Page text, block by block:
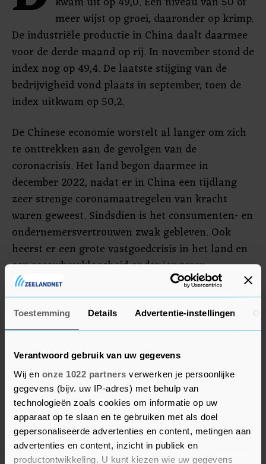
Toestemming Details Advertentie-instellingen
Verantwoord gebruik van uw gegevens
Wij en onze 1022 partners verwerken je persoonlijke
gegevens (bijv. uw IP-adres) met behulp van
technologieën zoals cookies om informatie op uw
apparaat op te slaan en te gebruiken met als doel
gepersonaliseerde advertenties en content, metingen aan
advertenties en content, inzicht in publiek en
productontwikkeling. U kunt kiezen wie uw gegevens
meer wijst op groei, daaronder op krimp.
De industriële productie in China daalt daarmee
voor de derde maand op rij. In november stond de
index nog op 49,4. De laatste stijging van de
bedrijvigheid vond plaats in september, toen de
index uitkwam op 50,2.
De Chinese economie worstelt al langer om zich
te onttrekken aan de gevolgen van de
coronacrisis. Het land begon daarmee in
december 2022, nadat er in China een tijdlang
zeer strenge coronamaatregelen van kracht
waren geweest. Sindsdien is het consumenten- en
ondernemersvertrouwen zwak gebleven. Ook
heerst er een grote vastgoedcrisis in het land en
een recordwerkloosheid onder jongeren.
Wel groeide de economie van China in het derde
kwartaal van dit jaar met 4,9 procent. Beijing
streeft ernaar om jaarlijks rond de 5 procent
Chinese overheid in jaren.